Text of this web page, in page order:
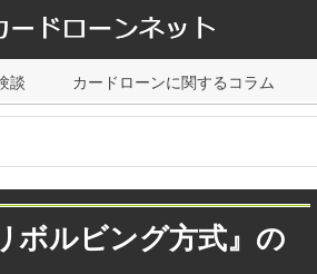
談 カードローンに関するコラム
ボルビング方式』の